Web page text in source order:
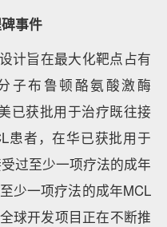
事件
计旨在最大化靶点占有
子布鲁顿酪氨酸激酶
已获批用于治疗既往接
患者，在华已获批用于
过至少一项疗法的成年
少一项疗法的成年MCL
球开发项目正在不断推